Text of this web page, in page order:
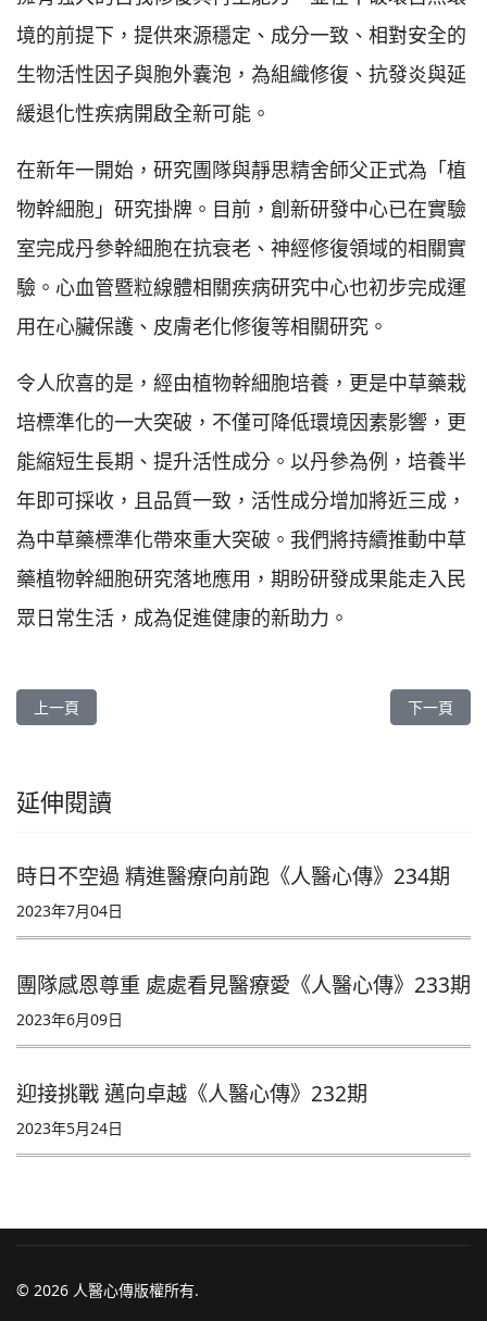
境的前提下，提供來源穩定、成分一致、相對安全的
生物活性因子與胞外囊泡，為組織修復、抗發炎與延
緩退化性疾病開啟全新可能。
在新年一開始，研究團隊與靜思精舍師父正式為「植
物幹細胞」研究掛牌。目前，創新研發中心已在實驗
室完成丹參幹細胞在抗衰老、神經修復領域的相關實
驗。心血管暨粒線體相關疾病研究中心也初步完成運
用在心臟保護、皮膚老化修復等相關研究。
令人欣喜的是，經由植物幹細胞培養，更是中草藥栽
培標準化的一大突破，不僅可降低環境因素影響，更
能縮短生長期、提升活性成分。以丹參為例，培養半
年即可採收，且品質一致，活性成分增加將近三成，
為中草藥標準化帶來重大突破。我們將持續推動中草
藥植物幹細胞研究落地應用，期盼研發成果能走入民
眾日常生活，成為促進健康的新助力。
上一篇文章: 深耕醫療四十年，榮耀花東新篇章《人醫心傳》266期
上一頁 下一篇文
下一頁
延伸閱讀
時日不空過 精進醫療向前跑《人醫心傳》234期
2023年7月04日
團隊感恩尊重 處處看見醫療愛《人醫心傳》233期
2023年6月09日
迎接挑戰 邁向卓越《人醫心傳》232期
2023年5月24日
© 2026 人醫心傳版權所有.